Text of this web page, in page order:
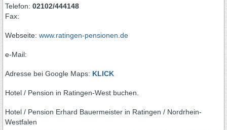
Telefon: 02102/444148
Fax:
Webseite: www.ratingen-pensionen.de
e-Mail:
Adresse bei Google Maps: KLICK
Hotel / Pension in Ratingen-West buchen.
Hotel / Pension Erhard Bauermeister in Ratingen / Nordrhein-
Westfalen